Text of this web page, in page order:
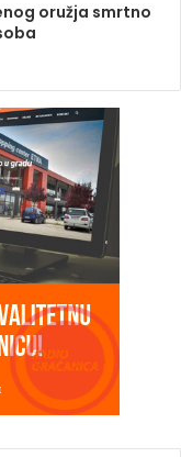
oružja smrtno